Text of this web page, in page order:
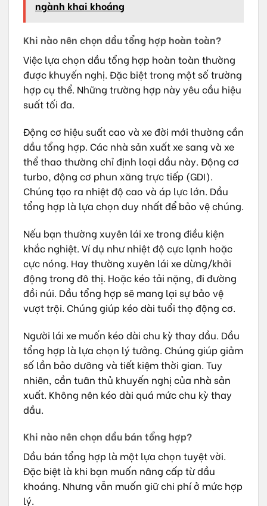
ngành khai khoáng
Khi nào nên chọn dầu tổng hợp hoàn toàn?
Việc lựa chọn dầu tổng hợp hoàn toàn thường
được khuyến nghị. Đặc biệt trong một số trường
hợp cụ thể. Những trường hợp này yêu cầu hiệu
suất tối đa.
Động cơ hiệu suất cao và xe đời mới thường cần
dầu tổng hợp. Các nhà sản xuất xe sang và xe
thể thao thường chỉ định loại dầu này. Động cơ
turbo, động cơ phun xăng trực tiếp (GDI).
Chúng tạo ra nhiệt độ cao và áp lực lớn. Dầu
tổng hợp là lựa chọn duy nhất để bảo vệ chúng.
Nếu bạn thường xuyên lái xe trong điều kiện
khắc nghiệt. Ví dụ như nhiệt độ cực lạnh hoặc
cực nóng. Hay thường xuyên lái xe dừng/khởi
động trong đô thị. Hoặc kéo tải nặng, đi đường
đồi núi. Dầu tổng hợp sẽ mang lại sự bảo vệ
vượt trội. Chúng giúp kéo dài tuổi thọ động cơ.
Người lái xe muốn kéo dài chu kỳ thay dầu. Dầu
tổng hợp là lựa chọn lý tưởng. Chúng giúp giảm
số lần bảo dưỡng và tiết kiệm thời gian. Tuy
nhiên, cần tuân thủ khuyến nghị của nhà sản
xuất. Không nên kéo dài quá mức chu kỳ thay
dầu.
Khi nào nên chọn dầu bán tổng hợp?
Dầu bán tổng hợp là một lựa chọn tuyệt vời.
Đặc biệt là khi bạn muốn nâng cấp từ dầu
khoáng. Nhưng vẫn muốn giữ chi phí ở mức hợp
lý.